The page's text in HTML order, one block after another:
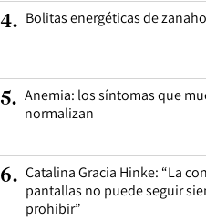
4. Bolitas energéticas de
5. Anemia: los síntomas que
normalizan
6. Catalina Gracia Hinke: “La
pantallas no puede seguir
prohibir”